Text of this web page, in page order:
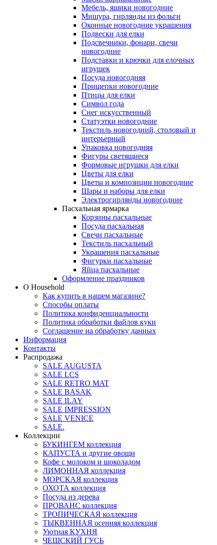
Мебель, ящики новогодние
Мишура, гирлянды из фольги
Оконные новогодние украшения
Подвески для елки
Подсвечники, фонари, свечи
новогодние
Подставки и крючки для елочных
игрушек
Посуда новогодняя
Прищепки новогодние
Птицы для елки
Символ года
Снег искусственный
Статуэтки новогодние
Текстиль новогодний, столовый и
интерьерный
Упаковка новогодняя
Фигуры светящиеся
Формовые игрушки для елки
Цветы для елки
Цветы и композиции новогодние
Шары и наборы для елки
Электрогирлянды новогодние
Пасхальная ярмарка
Корзины пасхальные
Посуда пасхальная
Свечи пасхальные
Текстиль пасхальный
Украшения пасхальные
Фигурки пасхальные
Яйца пасхальные
Оформление праздников
О Household
Как купить в нашем магазине?
Способы оплаты
Политика конфиденциальности
Политика обработки файлов куки
Соглашение на обработку данных
Информация
Контакты
Распродажа
SALE AUGUSTA
SALE LCS
SALE RETRO MAT
SALE BASAK
SALE ILAY
SALE IMPRESSION
SALE VENICE
SALE.
Коллекции
БУКИНГЕМ коллекция
КАПУСТА и другие овощи
Кофе с молоком и шоколадом
ЛИМОННАЯ коллекция
МОРСКАЯ коллекция
ОХОТА коллекция
Посуда из дерева
ПРОВАНС коллекция
ТРОПИЧЕСКАЯ коллекция
ТЫКВЕННАЯ осенняя коллекция
Уютная КУХНЯ
ЧЕШСКИЙ ГУСЬ